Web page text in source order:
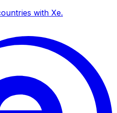
with Xe.